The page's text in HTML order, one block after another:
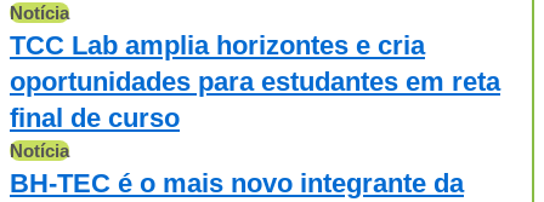
Notícia
TCC Lab amplia horizontes e cria
oportunidades para estudantes em reta
final de curso
Notícia
BH-TEC é o mais novo integrante da